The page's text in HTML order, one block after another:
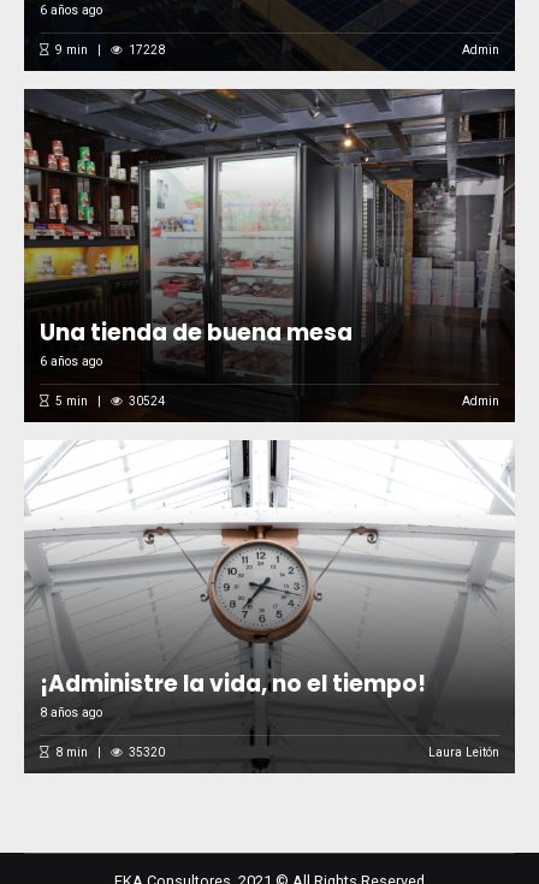
6 años ago
9 min 17228 Admin
Una tienda de buena mesa
6 años ago
5 min 30524 Admin
¡Administre la vida, no el tiempo!
8 años ago
8min 35320 Laura Leitón